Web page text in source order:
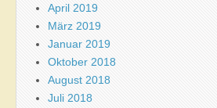
April 2019
März 2019
Januar 2019
Oktober 2018
August 2018
Juli 2018